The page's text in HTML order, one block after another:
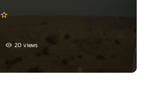
20 views